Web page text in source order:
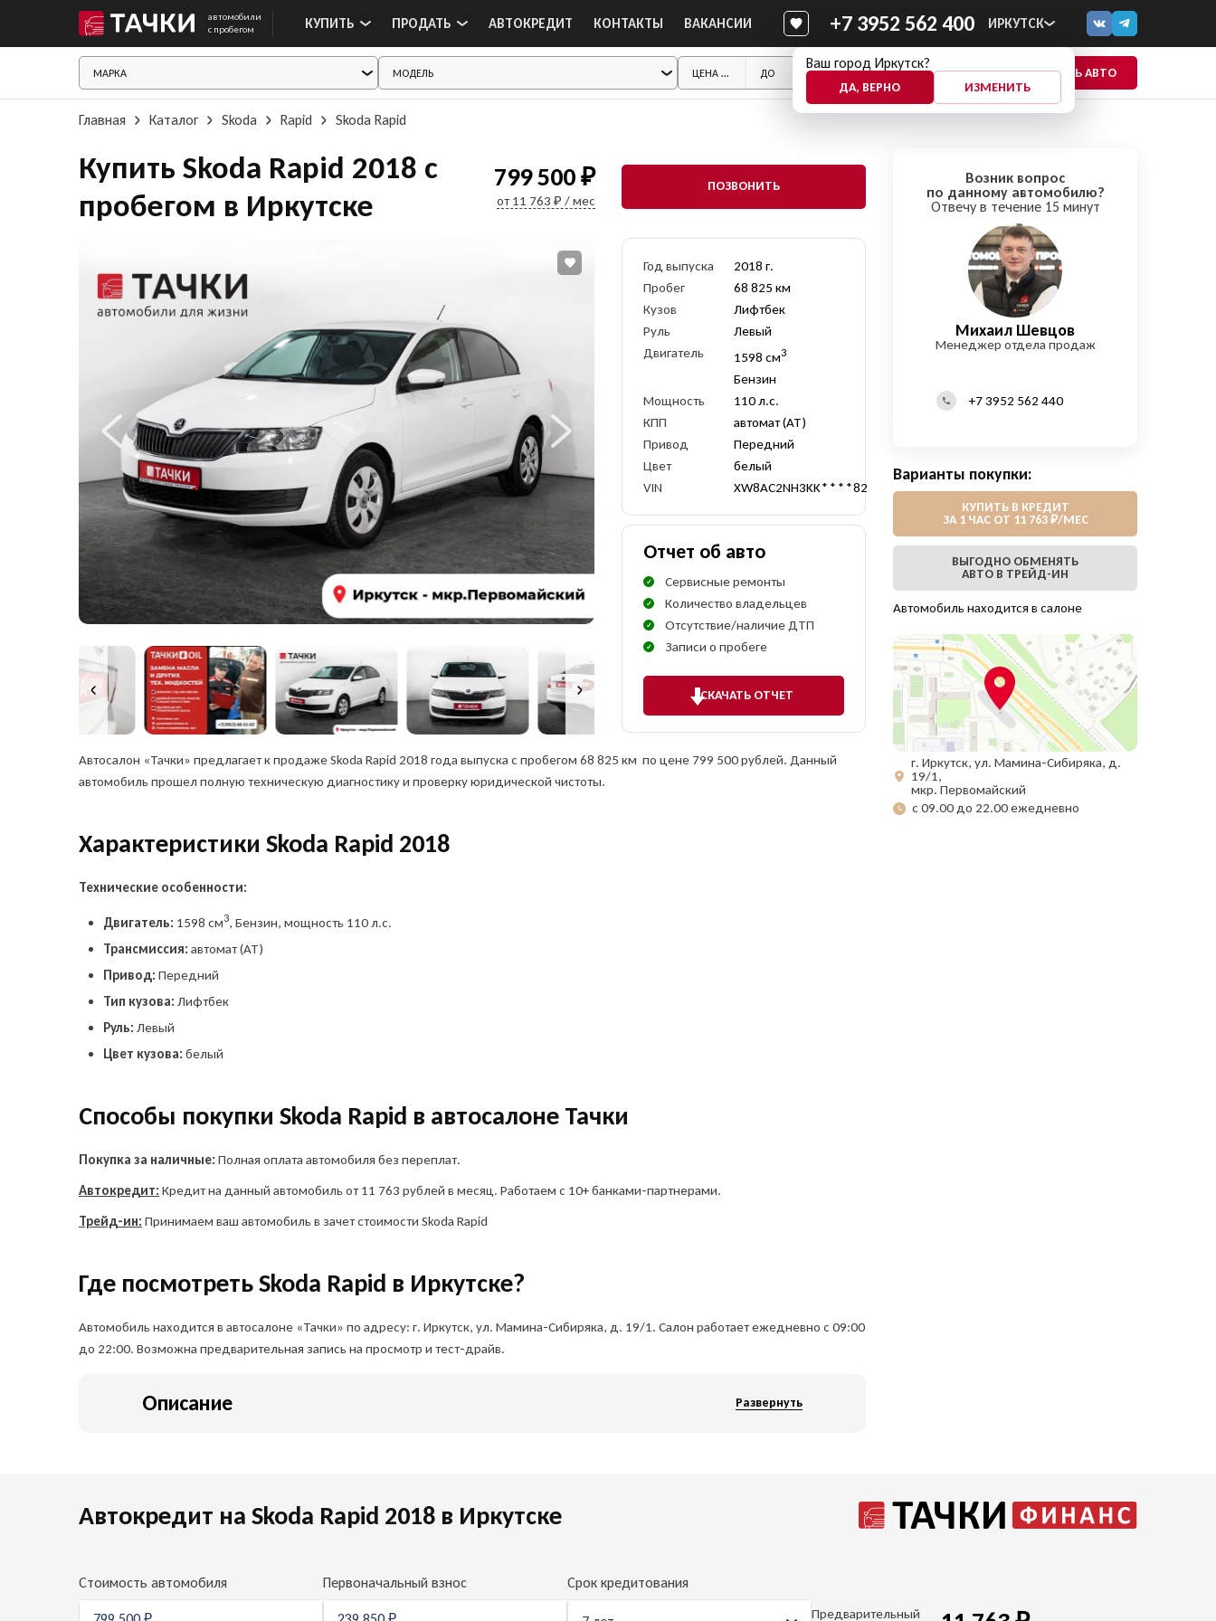
автомобили
с пробегом
КУПИТЬ ПРОДАТЬ АВТОКРЕДИТ КОНТАКТЫ ВАКАНСИИ +7 3952 562 400 ИРКУТСК
Ваш город Иркутск?
ДА, ВЕРНО ИЗМЕНИТЬ
ЕЩЕ ПОКАЗАТЬ АВТО
Главная Каталог Skoda Rapid Skoda Rapid
Купить Skoda Rapid 2018 с
пробегом в Иркутске
799 500 ₽
от 11 763 ₽ / мес
ПОЗВОНИТЬ
Год выпуска
2018 г.
Пробег
68 825 км
Кузов
Лифтбек
Руль
Левый
Двигатель
1598 см3
Бензин
Мощность
110 л.с.
КПП
автомат (AT)
Привод
Передний
Цвет
белый
VIN
XW8AC2NH3KK****82
Отчет об авто
Сервисные ремонты
Количество владельцев
Отсутствие/наличие ДТП
Записи о пробеге
СКАЧАТЬ ОТЧЕТ
Автосалон «Тачки» предлагает к продаже Skoda Rapid 2018 года выпуска с пробегом 68 825 км по цене 799 500 рублей. Данный
автомобиль прошел полную техническую диагностику и проверку юридической чистоты.
Характеристики Skoda Rapid 2018
Технические особенности:
Двигатель: 1598 см3, Бензин, мощность 110 л.с.
Трансмиссия: автомат (AT)
Привод: Передний
Тип кузова: Лифтбек
Руль: Левый
Цвет кузова: белый
Способы покупки Skoda Rapid в автосалоне Тачки
Покупка за наличные: Полная оплата автомобиля без переплат.
Автокредит: Кредит на данный автомобиль от 11 763 рублей в месяц. Работаем с 10+ банками-партнерами.
Трейд-ин: Принимаем ваш автомобиль в зачет стоимости Skoda Rapid
Где посмотреть Skoda Rapid в Иркутске?
Автомобиль находится в автосалоне «Тачки» по адресу: г. Иркутск, ул. Мамина-Сибиряка, д. 19/1. Салон работает ежедневно с 09:00
до 22:00. Возможна предварительная запись на просмотр и тест-драйв.
Описание Развернуть
Возник вопрос
по данному автомобилю?
Отвечу в течение 15 минут
Даниил Максимов
Менеджер отдела продаж
Александр Пестряков
Менеджер отдела продаж
Михаил Шевцов
Менеджер отдела продаж
Алексей Лазарев
Менеджер отдела продаж
+7 3952 562 440
Варианты покупки:
КУПИТЬ В КРЕДИТ
ЗА 1 ЧАС ОТ 11 763 ₽/МЕС
ВЫГОДНО ОБМЕНЯТЬ
АВТО В ТРЕЙД-ИН
Автомобиль находится в салоне
г. Иркутск, ул. Мамина-Сибиряка, д.
19/1,
мкр. Первомайский
с 09.00 до 22.00 ежедневно
Автокредит на Skoda Rapid 2018 в Иркутске
Стоимость автомобиля Первоначальный взнос Срок кредитования
Предварительный